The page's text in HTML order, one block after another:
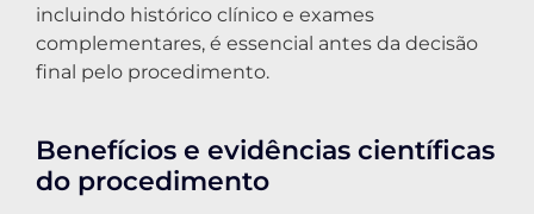
incluindo histórico clínico e exames
complementares, é essencial antes da decisão
final pelo procedimento.
Benefícios e evidências científicas
do procedimento